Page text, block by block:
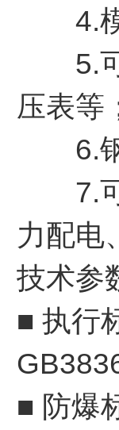
4.模
5.可
压表等
6.钢
7.可
力配电
技术参
■ 执行
■ 防爆